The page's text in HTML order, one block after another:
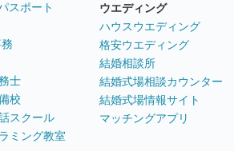
スポート
士
校
スクール
ミング教室
ウエディング
ハウスウエディング
格安ウエディング
結婚相談所
結婚式場相談カウンター
結婚式場情報サイト
マッチングアプリ